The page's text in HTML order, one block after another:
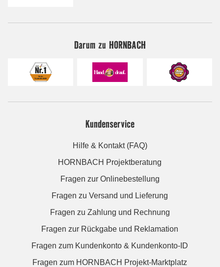
Darum zu HORNBACH
Kundenservice
Hilfe & Kontakt (FAQ)
HORNBACH Projektberatung
Fragen zur Onlinebestellung
Fragen zu Versand und Lieferung
Fragen zu Zahlung und Rechnung
Fragen zur Rückgabe und Reklamation
Fragen zum Kundenkonto & Kundenkonto-ID
Fragen zum HORNBACH Projekt-Marktplatz